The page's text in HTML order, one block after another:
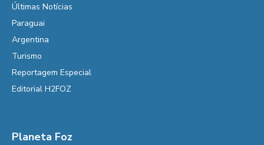
Últimas Notícias
Paraguai
Argentina
Turismo
Reportagem Especial
Editorial H2FOZ
Planeta Foz